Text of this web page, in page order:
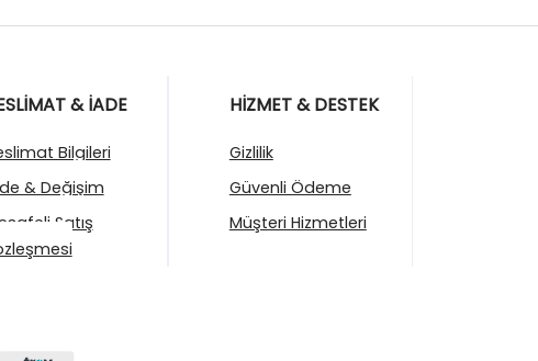
& İADE
Bilgileri
& Değişim
Satış
HİZMET & DESTEK
Gizlilik
Güvenli Ödeme
Müşteri Hizmetleri